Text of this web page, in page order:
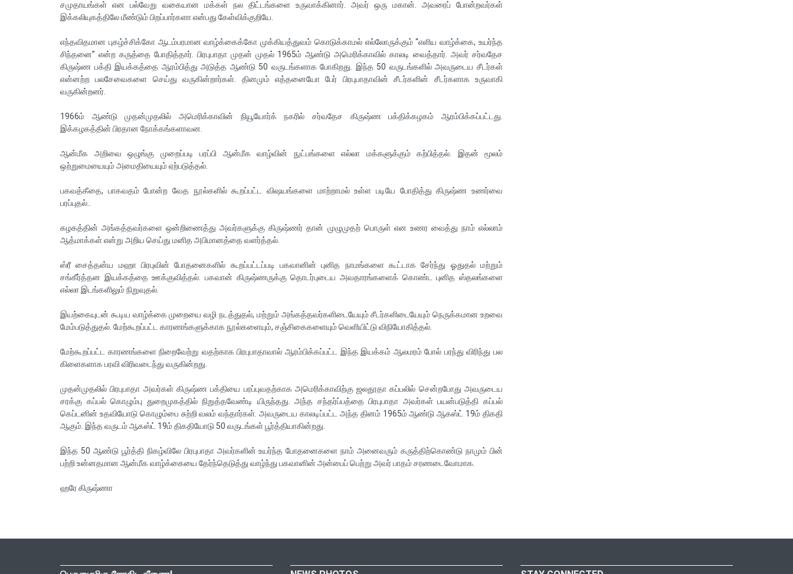
சமுதாயங்கள் என பல்வேறு வகையான மக்கள் நல திட்டங்களை உருவாக்கினார். அவர் ஒரு மகான். அவரைப் போன்றவர்கள்
இக்கலியுகத்திலே மீண்டும் பிறப்பார்களா என்பது கேள்விக்குறியே.
எந்தவிதமான புகழ்ச்சிக்கோ ஆடம்பரமான வாழ்க்கைக்கோ முக்கியத்துவம் கொடுக்காமல் எல்லோருக்கும் “எளிய வாழ்க்கை, உயர்ந்த
சிந்தனை” என்ற கருத்தை போதித்தார். பிரபுபாதா முதன் முதல் 1965ம் ஆண்டு அமெரிக்காவில் காலடி வைத்தார். அவர் சர்வதேச
கிருஷ்ண பக்தி இயக்கத்தை ஆரம்பித்து அடுத்த ஆண்டு 50 வருடங்களாக போகிறது. இந்த 50 வருடங்களில் அவருடைய சீடர்கள்
என்னற்ற பலசேவைகளை செய்து வருகின்றார்கள். தினமும் எத்தனையோ பேர் பிரபுபாதாவின் சீடர்களின் சீடர்களாக உருவாகி
வருகின்றனர்.
1966ம் ஆண்டு முதன்முதலில் அமெரிக்காவின் நியூயோர்க் நகரில் சர்வதேச கிருஷ்ண பக்திக்கழகம் ஆரம்பிக்கப்பட்டது.
இக்கழகத்தின் பிரதான நோக்கங்களாவன.
ஆன்மீக அறிவை ஒழுங்கு முறைப்படி பரப்பி ஆன்மீக வாழ்வின் நுட்பங்களை எல்லா மக்களுக்கும் கற்பித்தல். இதன் மூலம்
ஒற்றுமையையும் அமைதியையும் ஏற்படுத்தல்.
பகவத்கீதை, பாகவதம் போன்ற வேத நூல்களில் கூறப்பட்ட விஷயங்களை மாற்றாமல் உள்ள படியே போதித்து கிருஷ்ண உணர்வை
பரப்புதல்..
கழகத்தின் அங்கத்தவர்களை ஒன்றிணைத்து அவர்களுக்கு கிருஷ்ணர் தான் முழுமுதற் பொருள் என உணர வைத்து நாம் எல்லாம்
ஆத்மாக்கள் என்று அறிய செய்து மனித அபிமானத்தை வளர்த்தல்.
ஸ்ரீ சைத்தன்ய மஹா பிரபுவின் போதனைகளில் கூறப்பட்டப்படி பகவானின் புனித நாமங்களை கூட்டாக சேர்ந்து ஓதுதல் மற்றும்
சங்கீர்த்தன இயக்கத்தை ஊக்குவித்தல். பகவான் கிருஷ்ணருக்கு தொடர்புடைய அவதாரங்களைக் கொண்ட புனித ஸ்தலங்களை
எல்லா இடங்களிலும் நிறுவுதல்.
இயற்கையுடன் கூடிய வாழ்க்கை முறையை வழி நடத்துதல், மற்றும் அங்கத்தவர்களிடையேயும் சீடர்களிடையேயும் நெருக்கமான உறவை
மேம்படுத்துதல். மேற்கூறப்பட்ட காரணங்களுக்காக நூல்களையும், சஞ்சிகைகளையும் வெளியிட்டு விநியோகித்தல்.
மேற்கூறப்பட்ட காரணங்களை நிறைவேற்று வதற்காக பிரபுபாதாவால் ஆரம்பிக்கப்பட்ட இந்த இயக்கம் ஆலமரம் போல் பரந்து விரிந்து பல
கிளைகளாக பரவி விரிவடைந்து வருகின்றது.
முதன்முதலில் பிரபுபாதா அவர்கள் கிருஷ்ண பக்தியை பரப்புவதற்காக அமெரிக்காவிற்கு ஜலதூதா கப்பலில் சென்றபோது அவருடைய
சரக்கு கப்பல் கொழும்பு துறைமுகத்தில் நிறுத்தவேண்டி யிருந்தது. அந்த சந்தர்ப்பத்தை பிரபுபாதா அவர்கள் பயன்படுத்தி கப்பல்
கெப்டனின் உதவியோடு கொழும்பை சுற்றி வலம் வந்தார்கள். அவருடைய காலடிப்பட்ட அந்த தினம் 1965ம் ஆண்டு ஆகஸ்ட் 19ம் திகதி
ஆகும். இந்த வருடம் ஆகஸ்ட் 19ம் திகதியோடு 50 வருடங்கள் பூர்த்தியாகின்றது.
இந்த 50 ஆண்டு பூர்த்தி நிகழ்விலே பிரபுபாதா அவர்களின் உயர்ந்த போதனைகளை நாம் அனைவரும் கருத்திற்கொண்டு நாமும் பின்
பற்றி உன்னதமான ஆன்மீக வாழ்க்கையை தேர்ந்தெடுத்து வாழ்ந்து பகவானின் அன்பைப் பெற்று அவர் பாதம் சரணடைவோமாக.
ஹரே கிருஷ்ணா